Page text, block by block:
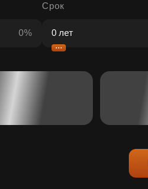
0%
Срок